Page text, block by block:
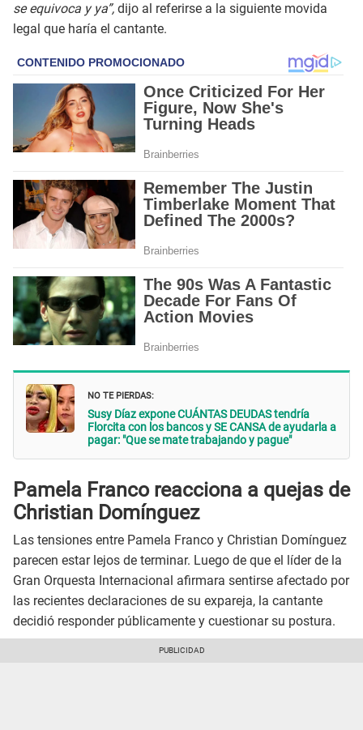
se equivoca y ya”, dijo al referirse a la siguiente movida
legal que haría el cantante.
NO TE PIERDAS:
Susy Díaz expone CUÁNTAS DEUDAS tendría
Florcita con los bancos y SE CANSA de ayudarla a
pagar: "Que se mate trabajando y pague"
Pamela Franco reacciona a quejas de
Christian Domínguez
Las tensiones entre Pamela Franco y Christian Domínguez
parecen estar lejos de terminar. Luego de que el líder de la
Gran Orquesta Internacional afirmara sentirse afectado por
las recientes declaraciones de su expareja, la cantante
decidió responder públicamente y cuestionar su postura.